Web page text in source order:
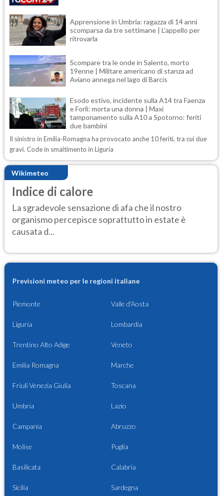
Apprensione in Umbria: ragazza di 14 anni
scomparsa da tre settimane | L'appello per
ritrovarla
Scompare tra le onde in Salento, morto
19enne | Militare americano di stanza ad
Aviano annega nel lago di Barcis
Esodo estivo, incidente sulla A14 tra Faenza
e Forlì: morta una donna | Maxi
tamponamento sulla A10 a Spotorno: feriti
due bambini
Il sinistro in Emilia-Romagna ha provocato anche 10 feriti, tra cui due
gravi. Code in smaltimento in Liguria
Wikimeteo
Indice di calore
La sgradevole sensazione di afa che il nostro
organismo percepisce soprattutto in estate è
causata d...
Previsioni meteo per le regioni italiane
Piemonte Valle d'Aosta
Liguria Lombardia
Trentino Alto Adige Veneto
Emilia Romagna Marche
Friuli Venezia Giulia Toscana
Umbria Lazio
Campania Abruzzo
Molise Puglia
Basilicata Calabria
Sicilia Sardegna